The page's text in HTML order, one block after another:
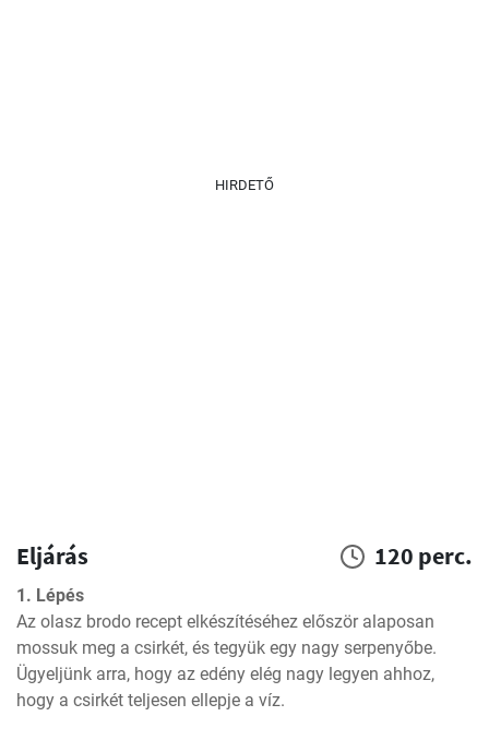
HIRDETŐ
Eljárás 120 perc.
1. Lépés
Az olasz brodo recept elkészítéséhez először alaposan
mossuk meg a csirkét, és tegyük egy nagy serpenyőbe.
Ügyeljünk arra, hogy az edény elég nagy legyen ahhoz,
hogy a csirkét teljesen ellepje a víz.